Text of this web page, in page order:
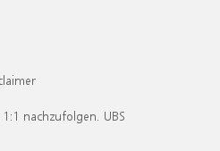
nachzufolgen. UBS